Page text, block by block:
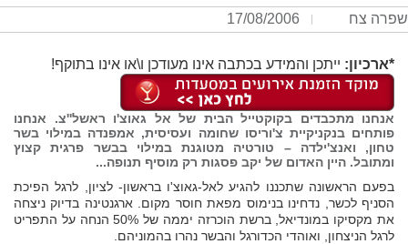
שפרה צח 17/08/2006
*ארכיון: ייתכן והמידע בכתבה אינו מעודכן ו\או אינו בתוקף!
אנחנו מתכבדים בקוקטייל הבית של אל גאוצ'ו ראשל''צ. אנחנו
פותחים בנקניקיית צ'וריסו שחומה ועסיסית, אמפנדה במילוי בשר
טחון, ואנצ'ילדה – טורטיה מטוגנת במילוי בבשר פרגית קצוץ
ומתובל. היין האדום של יקב פסגות רק מוסיף תנופה...
בפעם הראשונה שתכננו להגיע לאל-גאוצ'ו בראשון- לציון, לרגל הפיכת
הסניף לכשר, נדחינו בנימוס מפאת חוסר מקום. ארגנטינה בדיוק ניצחה
את מקסיקו במונדיאל, ברשת הוכרזה יממה של 50% הנחה על התפריט
לרגל הניצחון, ואוהדי הכדורגל והבשר נהרו בהמוניהם.